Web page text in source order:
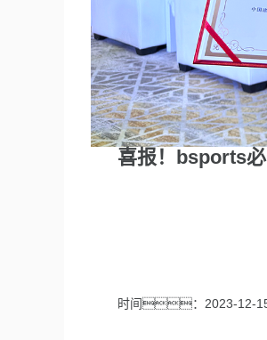
喜报！bsports必
时间：2023-12-15